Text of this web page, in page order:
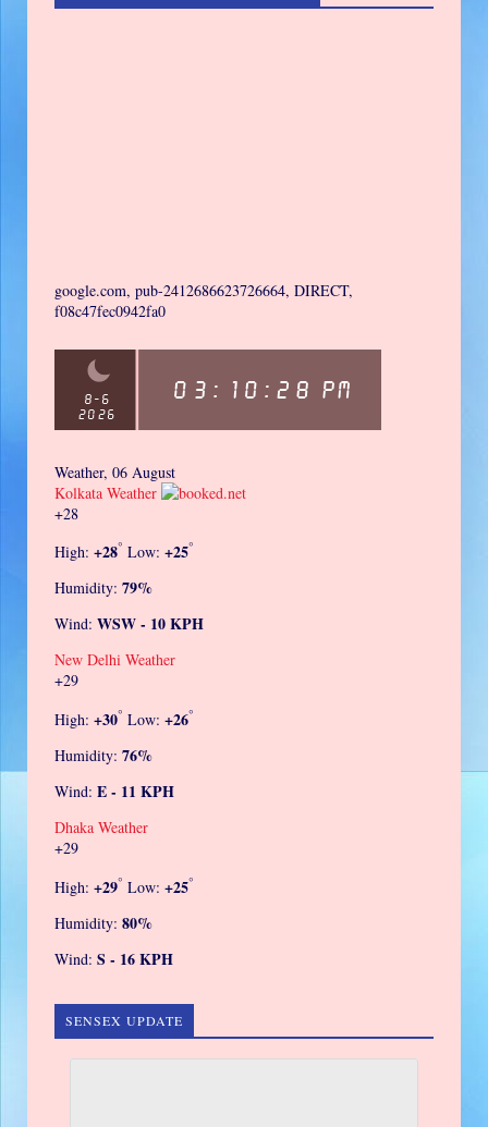
google.com, pub-2412686623726664, DIRECT,
f08c47fec0942fa0
Weather, 06 August
Kolkata Weather
+28
High: +28° Low: +25°
Humidity: 79%
Wind: WSW - 10 KPH
New Delhi Weather
+29
High: +30° Low: +26°
Humidity: 76%
Wind: E - 11 KPH
Dhaka Weather
+29
High: +29° Low: +25°
Humidity: 80%
Wind: S - 16 KPH
SENSEX UPDATE